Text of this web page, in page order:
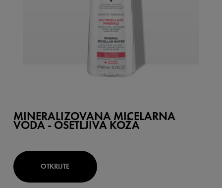
MINERALIZOVANA MICELARNA
VODA - OSETLJIVA KOŽA
OTKRIJTE